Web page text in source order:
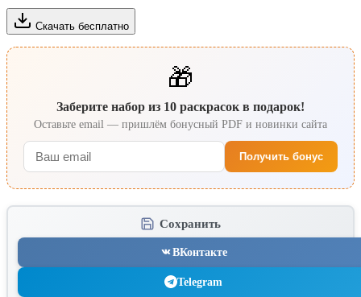
Скачать бесплатно
🎁
Заберите набор из 10 раскрасок в подарок!
Оставьте email — пришлём бонусный PDF и новинки сайта
Получить бонус
Сохранить
ВКонтакте
Telegram